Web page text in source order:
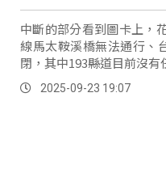
中斷的部分看到圖卡上，
線馬太鞍溪橋無法通行、
閉，其中193縣道目前沒有
2025-09-23 19:07